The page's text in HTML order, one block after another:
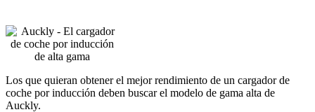
Los que quieran obtener el mejor rendimiento de un cargador de
coche por inducción deben buscar el modelo de gama alta de
Auckly.